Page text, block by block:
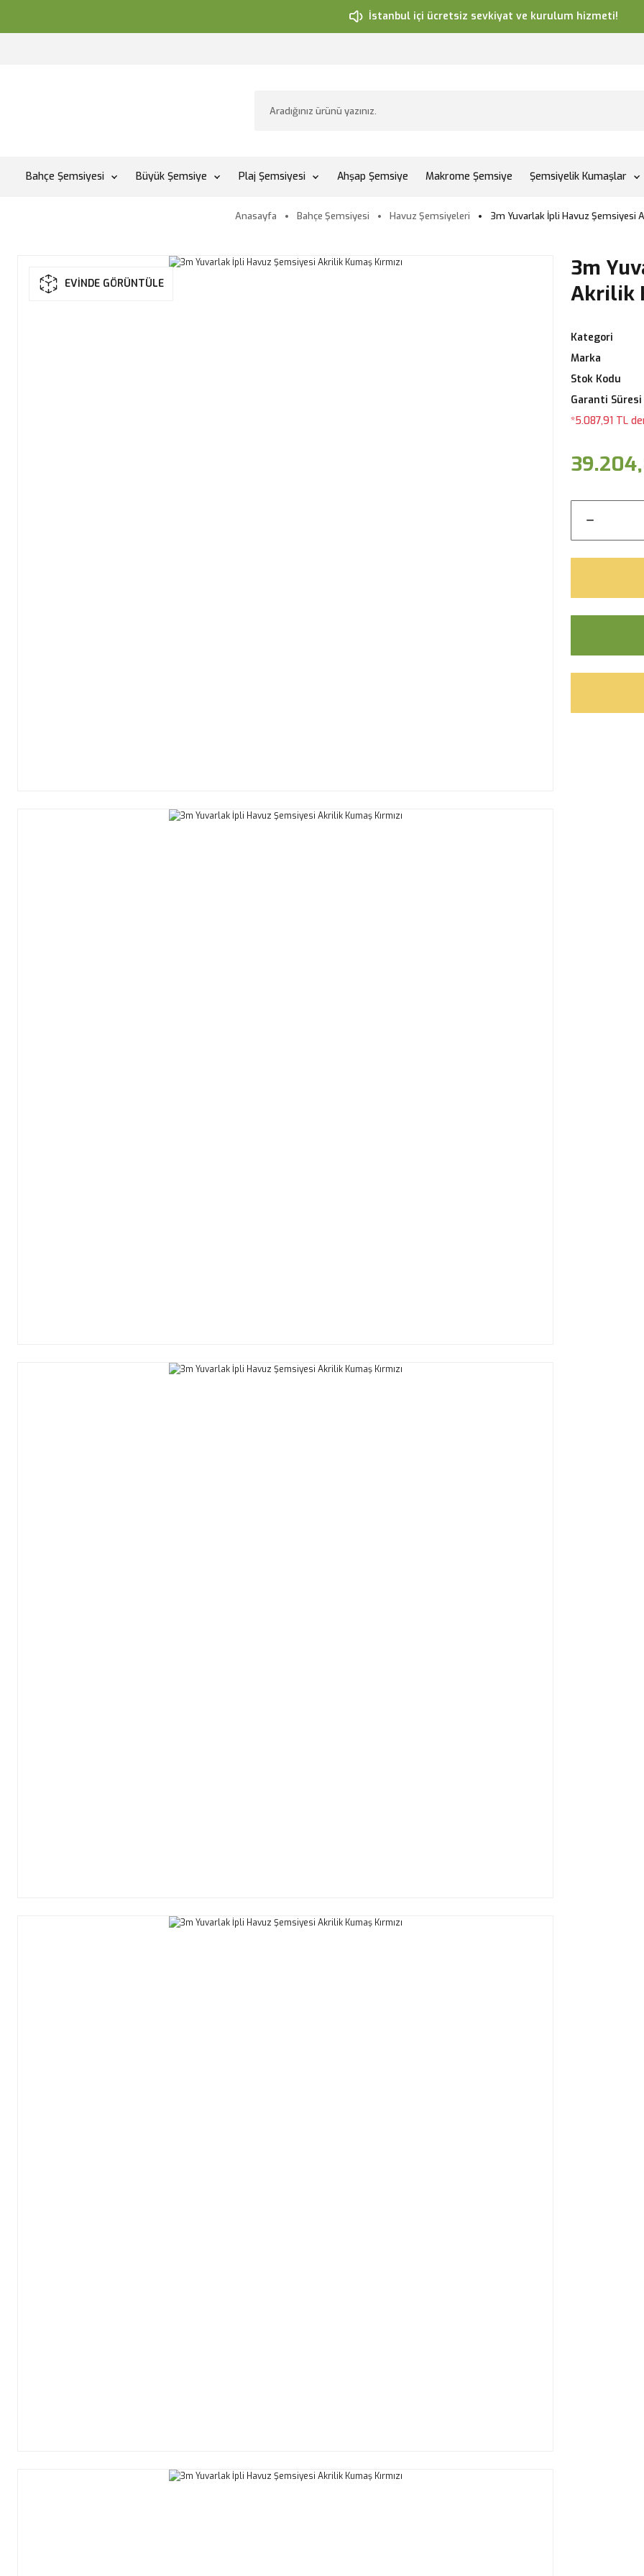
İstanbul içi ücretsiz sevkiyat ve kurulum hizmeti!
Bahçe Şemsiyesi Büyük Şemsiye Plaj Şemsiyesi Ahşap Şemsiye Makrome Şemsiye Şemsiyelik Kumaşlar
Anasayfa Bahçe Şemsiyesi Havuz Şemsiyeleri 3m Yuvarlak İpli Havuz Şemsiyesi
EVİNDE GÖRÜNTÜLE
3m
Akrilik
Kategori
Marka
Stok Kodu
Garanti Süresi
*5.087,91 TL